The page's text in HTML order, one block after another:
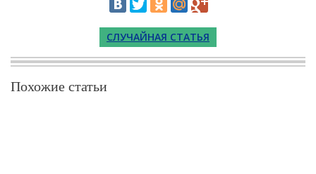
СЛУЧАЙНАЯ СТАТЬЯ
Похожие статьи